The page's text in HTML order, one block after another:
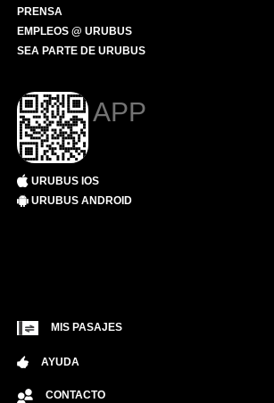
PRENSA
EMPLEOS @ URUBUS
SEA PARTE DE URUBUS
APP
URUBUS IOS
URUBUS ANDROID
MIS PASAJES
AYUDA
CONTACTO